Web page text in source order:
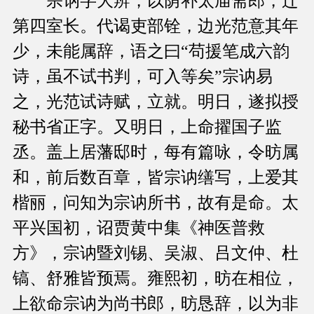
第四室长。代谒吏部铨，边光范意其年
少，未能属辞，语之曰“苟援笔成六韵
诗，虽不试书判，可入等矣”宗讷易
之，光范试诗赋，立就。明日，遂拟授
秘书省正字。又明日，上命擢国子监
丞。盖上居藩邸时，每有篇咏，令昉属
和，前后数百章，皆宗讷缮写，上爱其
楷丽，问知为宗讷所书，故有是命。太
平兴国初，诏贾黄中集《神医普救
方》，宗讷暨刘锡、吴淑、吕文仲、杜
镐、舒雅皆预焉。雍熙初，昉在相位，
上欲命宗讷为尚书郎，昉恳辞，以为非